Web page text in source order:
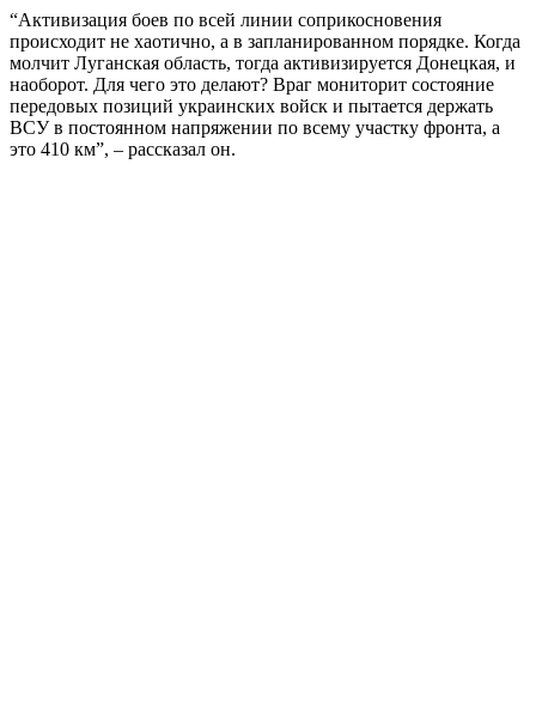
“Активизация боев по всей линии соприкосновения
происходит не хаотично, а в запланированном порядке. Когда
молчит Луганская область, тогда активизируется Донецкая, и
наоборот. Для чего это делают? Враг мониторит состояние
передовых позиций украинских войск и пытается держать
ВСУ в постоянном напряжении по всему участку фронта, а
это 410 км”, – рассказал он.